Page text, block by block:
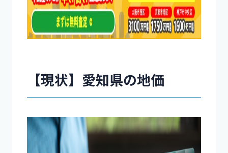
【現状】愛知県の地価